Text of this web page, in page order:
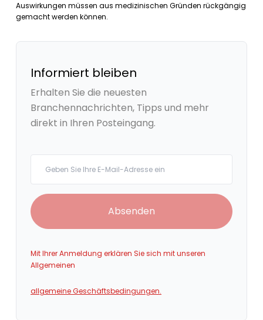
Auswirkungen müssen aus medizinischen Gründen rückgängig
gemacht werden können.
Informiert bleiben
Erhalten Sie die neuesten
Branchennachrichten, Tipps und mehr
direkt in Ihren Posteingang.
Absenden
Mit Ihrer Anmeldung erklären Sie sich mit unseren
Allgemeinen
allgemeine Geschäftsbedingungen.